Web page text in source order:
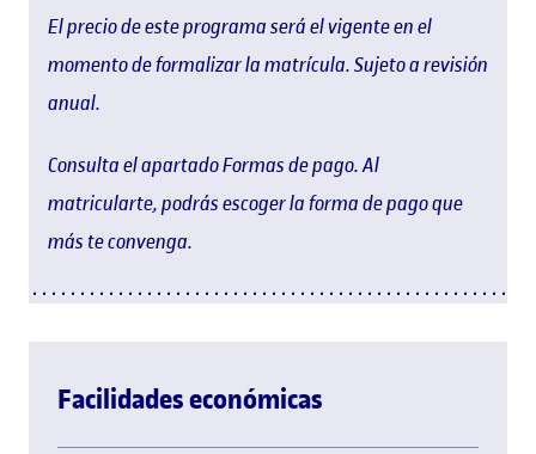
El precio de este programa será el vigente en el
momento de formalizar la matrícula. Sujeto a revisión
anual.
Consulta el apartado Formas de pago. Al
matricularte, podrás escoger la forma de pago que
más te convenga.
Facilidades económicas